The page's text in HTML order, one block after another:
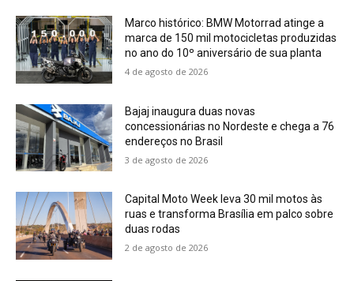
Marco histórico: BMW Motorrad atinge a
marca de 150 mil motocicletas produzidas
no ano do 10º aniversário de sua planta
4 de agosto de 2026
Bajaj inaugura duas novas
concessionárias no Nordeste e chega a 76
endereços no Brasil
3 de agosto de 2026
Capital Moto Week leva 30 mil motos às
ruas e transforma Brasília em palco sobre
duas rodas
2 de agosto de 2026